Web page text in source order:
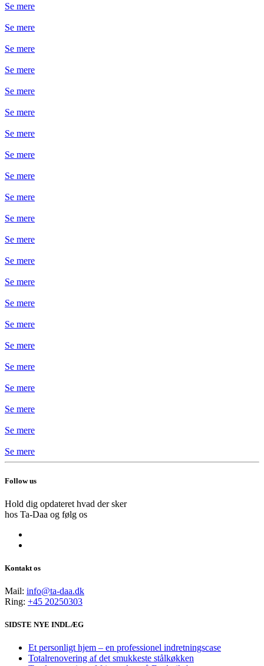
Se mere
Se mere
Se mere
Se mere
Se mere
Se mere
Se mere
Se mere
Se mere
Se mere
Se mere
Se mere
Se mere
Se mere
Se mere
Se mere
Se mere
Se mere
Se mere
Se mere
Se mere
Se mere
Follow us
Hold dig opdateret hvad der sker
hos Ta-Daa og følg os
Kontakt os
Mail: info@ta-daa.dk
Ring: +45 20250303
SIDSTE NYE INDLÆG
Et personligt hjem – en professionel indretningscase
Totalrenovering af det smukkeste stålkøkken